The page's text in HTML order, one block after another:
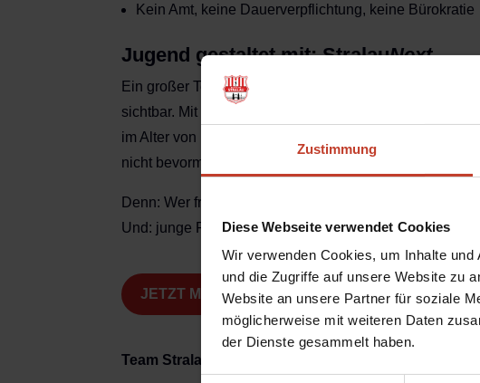
Zustimmung
Diese Webseite verwendet Cookies
Wir verwenden Cookies, um Inhalte
und die Zugriffe auf unsere Website zu
Website an unsere Partner für soziale
möglicherweise mit weiteren Daten
der Dienste gesammelt haben.
Kein Amt, keine Dauerverpflichtung, keine Bürokratie
Jugend gestaltet mit: StralauNext
Ein großer Teil unserer Vereinsmitglieder sind Kinder
sichtbar. Mit
schaffen wir erstmals einen
im Alter von 14-19 Jahren) eigene Projekte umsetzen,
nicht bevormundet.
Denn: Wer früh mitgestaltet, bleibt oft langfristig
Und: junge Perspektiven machen uns alle besser.
JETZT MITGESTALTER:IN WERDEN
Team Stralau